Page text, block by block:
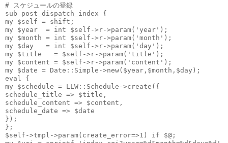
# スケジュールの登録
sub post_dispatch_index {
my $self = shift;
my $year  = int $self->r->param('year');
my $month = int $self->r->param('month');
my $day   = int $self->r->param('day');
my $title   = $self->r->param('title');
my $content = $self->r->param('content');
my $date = Date::Simple->new($year,$month,$day);
eval {
my $schedule = LLW::Schedule->create({
schedule_title => $title,
schedule_content => $content,
schedule_date => $date
});
};
$self->tmpl->param(create_error=>1) if $@;